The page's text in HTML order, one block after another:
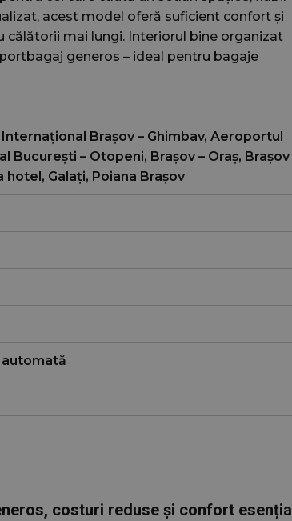
acest model oferă suficient confort și
mai lungi. Interiorul bine organizat
generos – ideal pentru bagaje
Brașov – Ghimbav, Aeroportul
București – Otopeni, Braşov – Oraș, Braşov
hotel, Galați, Poiana Braşov
costuri reduse și confort esențial